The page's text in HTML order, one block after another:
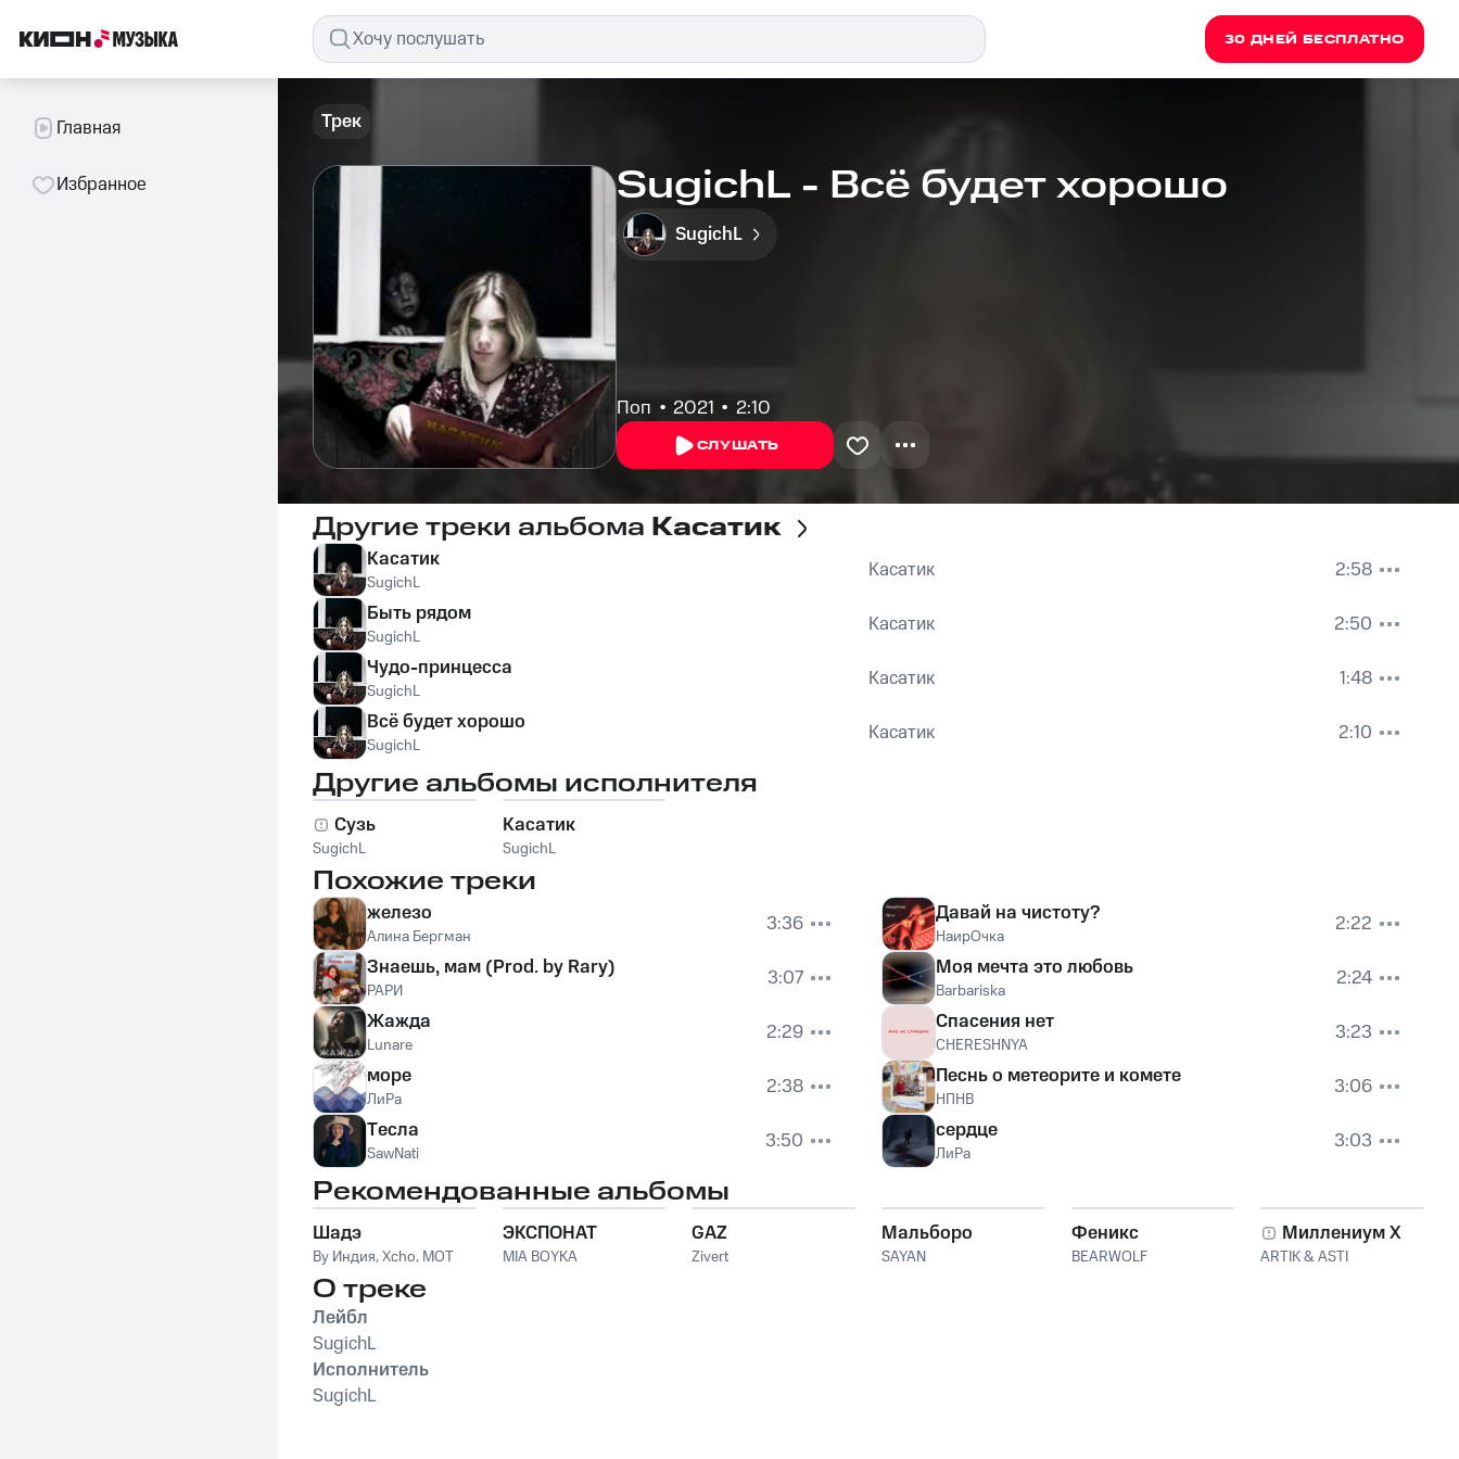
30 ДНЕЙ БЕСПЛАТНО
Главная
Избранное
Трек
SugichL - Всё будет хорошо
SugichL
Поп 2021 2:10
СЛУШАТЬ
Другие треки альбома Касатик
Касатик
SugichL Касатик
2:58
Быть рядом
SugichL Касатик
2:50
Чудо-принцесса
SugichL Касатик
1:48
Всё будет хорошо
SugichL Касатик 2:10
Другие альбомы исполнителя
Сузь
SugichL
Касатик
SugichL
Похожие треки
железо
Алина Бергман
3:36
Знаешь, мам (Prod. by Rary)
РАРИ
3:07
Жажда
Lunare
2:29
море
ЛиРа
2:38
Tесла
SawNati 3:50
Давай на чистоту?
НаирОчка
2:22
Моя мечта это любовь
Barbariska
2:24
Спасения нет
CHERESHNYA
3:23
Песнь о метеорите и комете
НПНВ
3:06
сердце
ЛиРа 3:03
Рекомендованные альбомы
Шадэ
By Индия,Xcho, MOT
ЭКСПОНАТ
MIA BOYKA
GAZ
Zivert
Мальборо
SAYAN
Феникс
BEARWOLF
Миллениум X
ARTIK & ASTI
О треке
Лейбл
SugichL
Исполнитель
SugichL